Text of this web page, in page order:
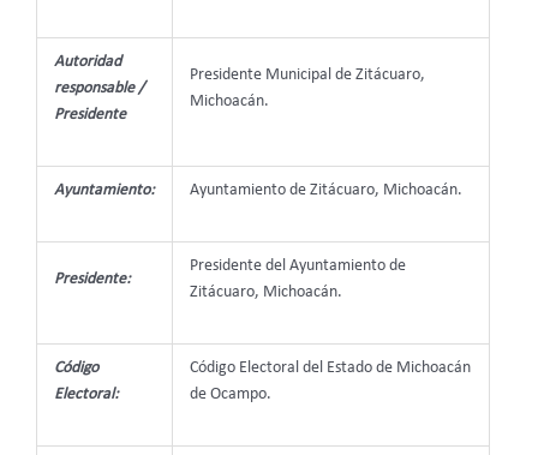
Autoridad
responsable /
Presidente
Presidente Municipal de Zitácuaro,
Michoacán.
Ayuntamiento: Ayuntamiento de Zitácuaro, Michoacán.
Presidente:
Presidente del Ayuntamiento de
Zitácuaro, Michoacán.
Código
Electoral:
Código Electoral del Estado de Michoacán
de Ocampo.